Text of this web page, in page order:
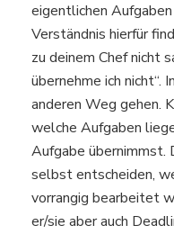
eigentlichen
Verständnis hierfür
zu deinem Chef nicht
übernehme ich nicht“.
anderen Weg gehen.
welche Aufgaben
Aufgabe übernimmst.
selbst entscheiden,
vorrangig bearbeitet
er/sie aber auch